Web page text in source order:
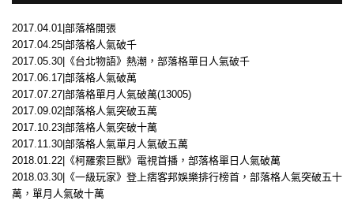
2017.04.01|部落格開張
2017.04.25|部落格人氣破千
2017.05.30|《台北物語》熱潮，部落格單日人氣破千
2017.06.17|部落格人氣破萬
2017.07.27|部落格單月人氣破萬(13005)
2017.09.02|部落格人氣突破五萬
2017.10.23|部落格人氣突破十萬
2017.11.30|部落格人氣單月人氣破五萬
2018.01.22|《柯羅索巨獸》電視首播，部落格單日人氣破萬
2018.03.30|《一級玩家》登上痞客邦娛樂排行榜首，部落格人氣突破五十
萬，單月人氣破十萬